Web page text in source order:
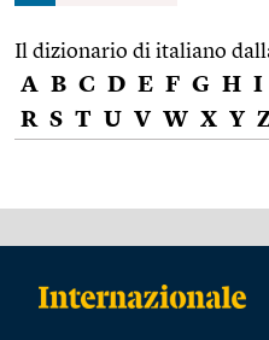
Il dizionario di italiano
A B C D E F G H I
R S T U V W X Y